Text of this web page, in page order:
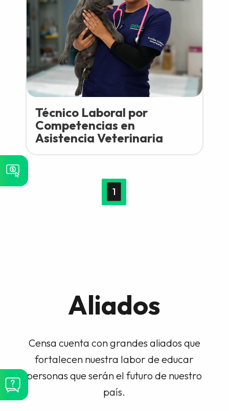
Técnico Laboral por
Competencias en
Asistencia Veterinaria
1
Aliados
Censa cuenta con grandes aliados que
fortalecen nuestra labor de educar
personas que serán el futuro de nuestro
país.